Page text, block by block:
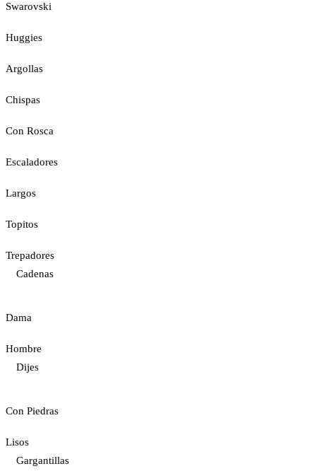
Swarovski
Huggies
Argollas
Chispas
Con Rosca
Escaladores
Largos
Topitos
Trepadores
Cadenas
Dama
Hombre
Dijes
Con Piedras
Lisos
Gargantillas